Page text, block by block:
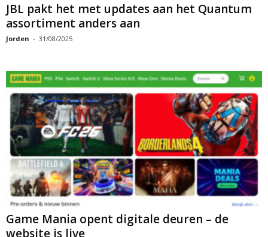
JBL pakt het met updates aan het Quantum
assortiment anders aan
Jorden - 31/08/2025
Game Mania opent digitale deuren – de
website is live